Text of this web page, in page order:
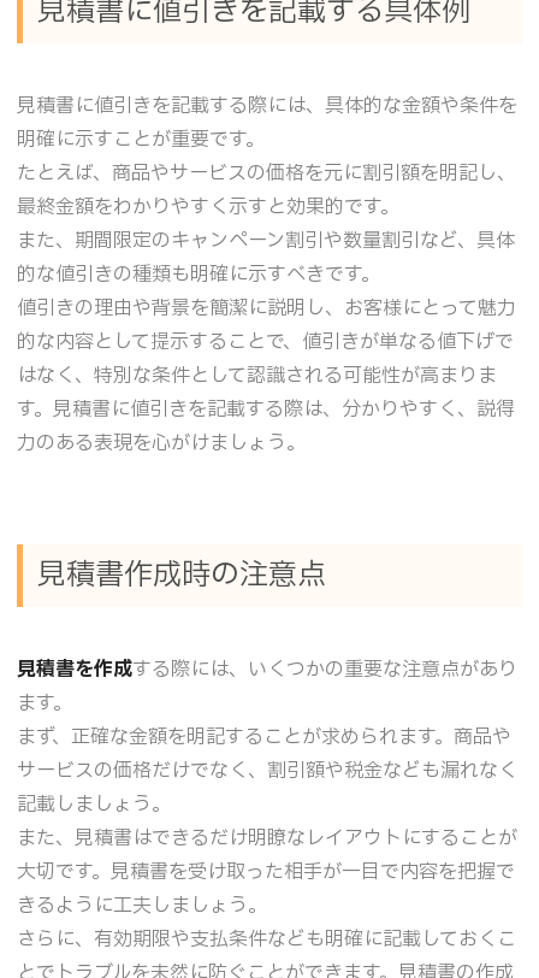
見積書に値引きを記載する具体例
見積書に値引きを記載する際には、具体的な金額や条件を
明確に示すことが重要です。
たとえば、商品やサービスの価格を元に割引額を明記し、
最終金額をわかりやすく示すと効果的です。
また、期間限定のキャンペーン割引や数量割引など、具体
的な値引きの種類も明確に示すべきです。
値引きの理由や背景を簡潔に説明し、お客様にとって魅力
的な内容として提示することで、値引きが単なる値下げで
はなく、特別な条件として認識される可能性が高まりま
す。見積書に値引きを記載する際は、分かりやすく、説得
力のある表現を心がけましょう。
見積書作成時の注意点
見積書を作成する際には、いくつかの重要な注意点があり
ます。
まず、正確な金額を明記することが求められます。商品や
サービスの価格だけでなく、割引額や税金なども漏れなく
記載しましょう。
また、見積書はできるだけ明瞭なレイアウトにすることが
大切です。見積書を受け取った相手が一目で内容を把握で
きるように工夫しましょう。
さらに、有効期限や支払条件なども明確に記載しておくこ